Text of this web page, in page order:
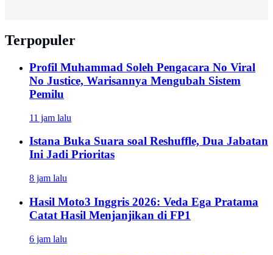
Terpopuler
Profil Muhammad Soleh Pengacara No Viral
No Justice, Warisannya Mengubah Sistem
Pemilu
11 jam lalu
Istana Buka Suara soal Reshuffle, Dua Jabatan
Ini Jadi Prioritas
8 jam lalu
Hasil Moto3 Inggris 2026: Veda Ega Pratama
Catat Hasil Menjanjikan di FP1
6 jam lalu